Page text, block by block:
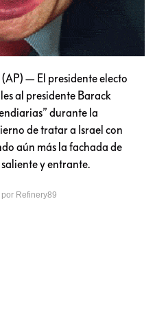
(AP) — El presidente electo
al presidente Barack
durante la
de tratar a Israel con
aún más la fachada de
y entrante.
Refinery89